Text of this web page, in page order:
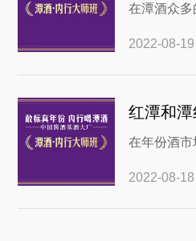
问，同一个
在潭酒众多
殊之处有
间，价位
衡。三是
红得发紫名
很多喜欢
2022-08-19
在年份酒市
潭酒的基
就了其有深
2022-08-18